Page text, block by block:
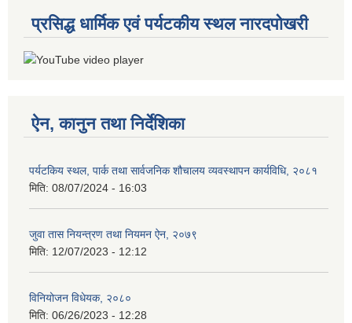
प्रसिद्ध धार्मिक एवं पर्यटकीय स्थल नारदपोखरी
ऐन, कानुन तथा निर्देशिका
पर्यटकिय स्थल, पार्क तथा सार्वजनिक शौचालय व्यवस्थापन कार्यविधि, २०८१
मिति: 08/07/2024 - 16:03
जुवा तास नियन्त्रण तथा नियमन ऐन, २०७९
मिति: 12/07/2023 - 12:12
विनियोजन विधेयक, २०८०
मिति: 06/26/2023 - 12:28